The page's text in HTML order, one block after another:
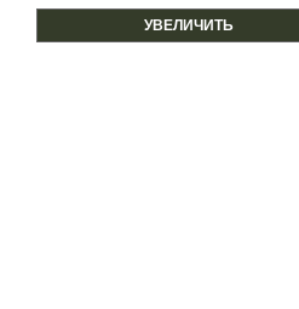
УВЕЛИЧИТЬ